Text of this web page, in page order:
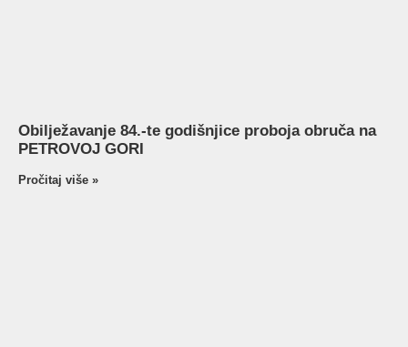
Obilježavanje 84.-te godišnjice proboja obruča na
PETROVOJ GORI
Pročitaj više »